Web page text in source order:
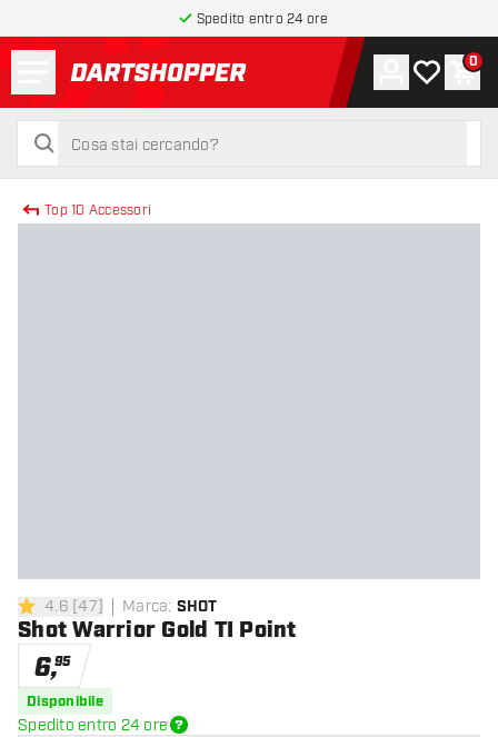
Spedito entro 24 ore
torna alla home page
cerca
cerca
Account
La mia0
Top 10 Accessori
4.6 stelle di valutazione
4.6 [47] Marca: SHOT
Shot Warrior Gold TI Point
6,95
Disponibile
Spedito entro 24 ore